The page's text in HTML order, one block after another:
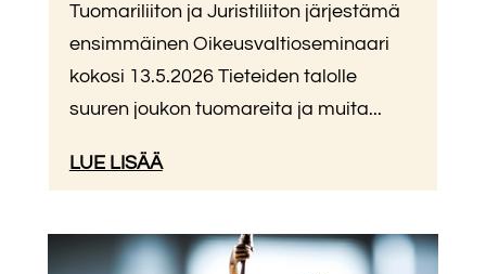
Tuomariliiton ja Juristiliiton järjestämä
ensimmäinen Oikeusvaltioseminaari
kokosi 13.5.2026 Tieteiden talolle
suuren joukon tuomareita ja muita...
LUE LISÄÄ